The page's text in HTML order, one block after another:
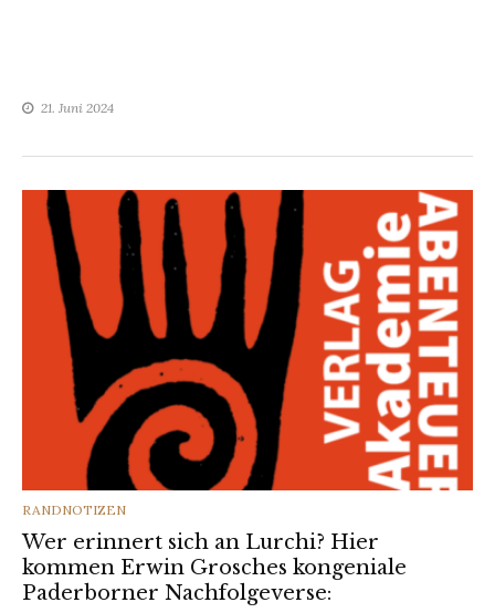
21. Juni 2024
CATEGORIES
RANDNOTIZEN
Wer erinnert sich an Lurchi? Hier
kommen Erwin Grosches kongeniale
Paderborner Nachfolgeverse: